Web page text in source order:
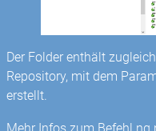
Der Folder enthält
Repository, mit dem
erstellt.
Mehr Infos zum Befehl ng